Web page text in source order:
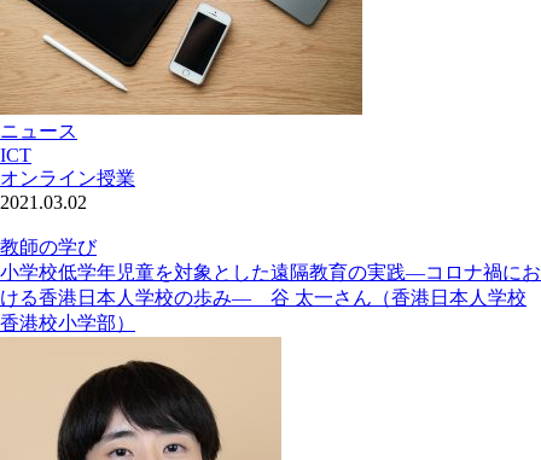
ニュース
ICT
オンライン授業
2021.03.02
教師の学び
小学校低学年児童を対象とした遠隔教育の実践―コロナ禍にお
ける香港日本人学校の歩み― 谷 太一さん（香港日本人学校
香港校小学部）